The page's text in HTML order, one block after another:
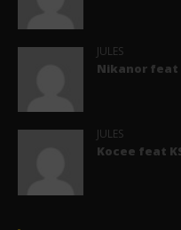
JULES
Nikanor feat
JULES
Kocee feat